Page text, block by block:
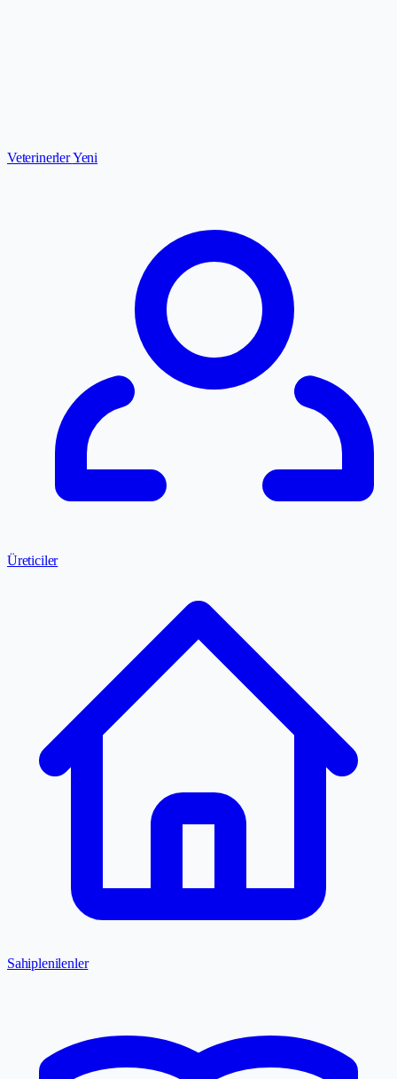
VeterinerlerYeni
Üreticiler
Sahiplenilenler